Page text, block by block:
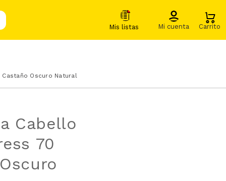
Oscuro Natural
Cabello
70